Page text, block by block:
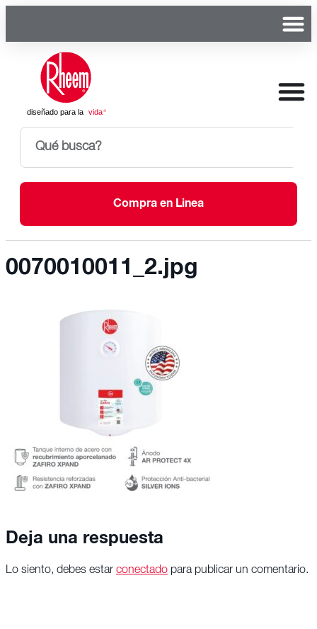
Compra en Linea
0070010011_2.jpg
Deja una respuesta
Lo siento, debes estar conectado para publicar un comentario.